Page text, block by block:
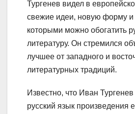
Тургенев видел в
свежие идеи, новую форму и
которыми можно обогатить
литературу. Он стремился
лучшее от западного и
литературных традиций.
Известно, что Иван
русский язык произведения